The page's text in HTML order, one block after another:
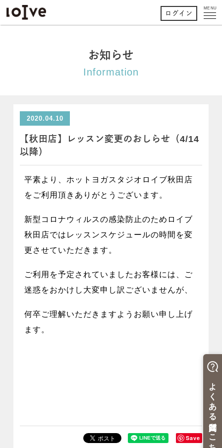
MENU
ログイン
お知らせ
Information
2020.04.10
【秋田店】レッスン変更のおしらせ（4/14
以降）
平素より、ホットヨガスタジオロイブ秋田店
をご利用頂きありがとうございます。
新型コロナウィルスの感染防止のためロイブ
秋田店ではレッスンスケジュールの時間を変
更させていただきます。
ご利用を予定されていましたお客様には、ご
迷惑をおかけし大変申し訳ございませんが、
何卒ご理解いただきますようお願い申し上げ
ます。
Save